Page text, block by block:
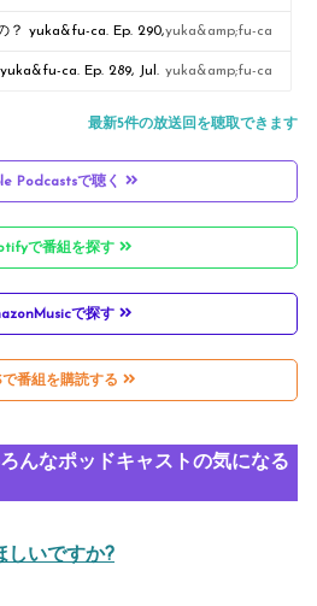
？ yuka&fu-ca. Ep. 290,yuka&amp;fu-ca
ca. Ep. 289, Jul. yuka&amp;fu-ca
最新5件の放送回を聴取できます
Podcastsで聴く
で番組を探す
で探す
番組を購読する
んなポッドキャストの気になる
しいですか?